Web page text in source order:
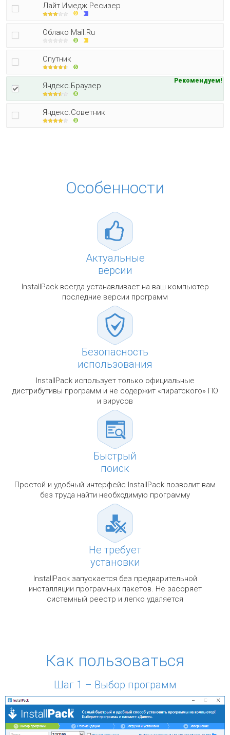
Лайт Имедж Ресизер
Облако Mail.Ru
Спутник
Яндекс.Браузер
Рекомендуем!
Яндекс.Советник
Особенности
Актуальные
версии
InstallPack всегда устанавливает на ваш компьютер
последние версии программ
Безопасность
использования
InstallPack использует только официальные
дистрибутивы программ и не содержит «пиратского» ПО
и вирусов
Быстрый
поиск
Простой и удобный интерфейс InstallPack позволит вам
без труда найти необходимую программу
Не требует
установки
InstallPack запускается без предварительной
инсталляции програмных пакетов. Не засоряет
системный реестр и легко удаляется
Как пользоваться
Шаг 1 – Выбор программ